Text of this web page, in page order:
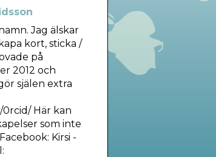
Jag älskar
kort, sticka /
på
2012 och
själen extra
0rcid/ Här kan
som inte
Kirsi -